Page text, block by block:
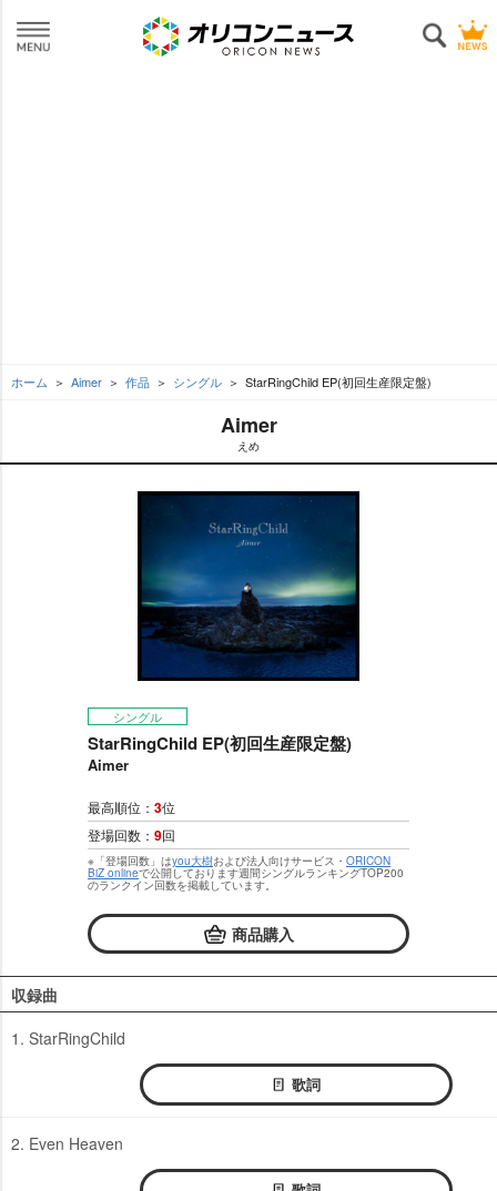
ホーム Aimer 作品 シングル StarRingChild EP(初回生産限定盤)
Aimer
えめ
シングル
StarRingChild EP(初回生産限定盤)
Aimer
最高順位： 3位
登場回数： 9回
※「登場回数」はyou大樹および法人向けサービス・ ORICON
BiZ onlineで公開しております週間シングルランキングTOP200
のランクイン回数を掲載しています。
商品購入
収録曲
1. StarRingChild
歌詞
2. Even Heaven